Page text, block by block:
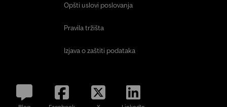
Opšti uslovi poslovanja
Pravila tržišta
Izjava o zaštiti podataka